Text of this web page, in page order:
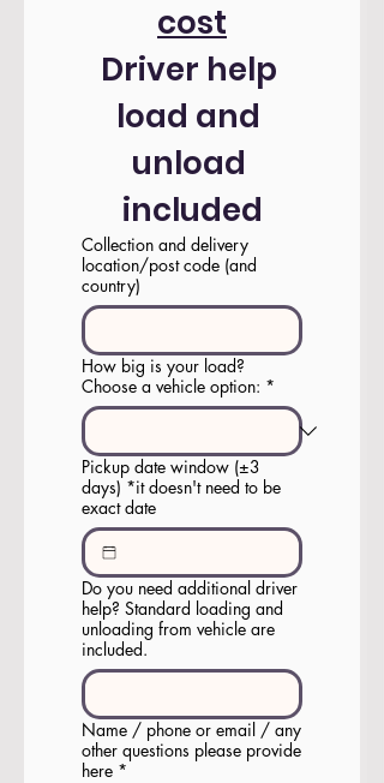
cost
Driver help
load and
unload
included
Collection and delivery
location/post code (and
country)
How big is your load?
Choose a vehicle option: *
Pickup date window (±3
days) *it doesn't need to be
exact date
Do you need additional driver
help? Standard loading and
unloading from vehicle are
included.
Name / phone or email / any
other questions please provide
here *